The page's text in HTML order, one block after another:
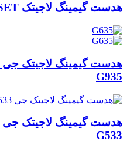
هدست گیمینگ لاجیتک G635 GAMING HEADSET
G935
G533